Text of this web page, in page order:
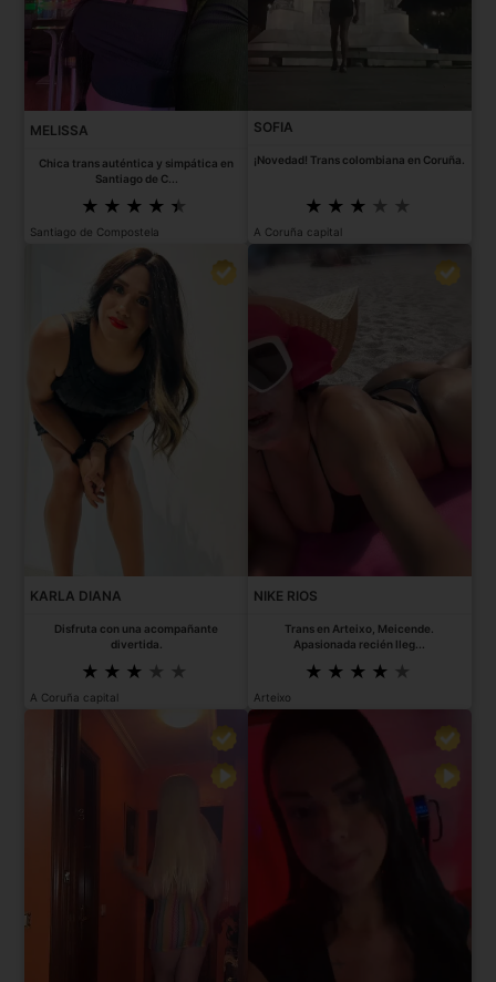
MELISSA
Chica trans auténtica y simpática en
Santiago de C...
Santiago de Compostela
SOFIA
¡Novedad! Trans colombiana en Coruña.
A Coruña capital
KARLA DIANA
Disfruta con una acompañante
divertida.
A Coruña capital
NIKE RIOS
Trans en Arteixo, Meicende.
Apasionada recién lleg...
Arteixo